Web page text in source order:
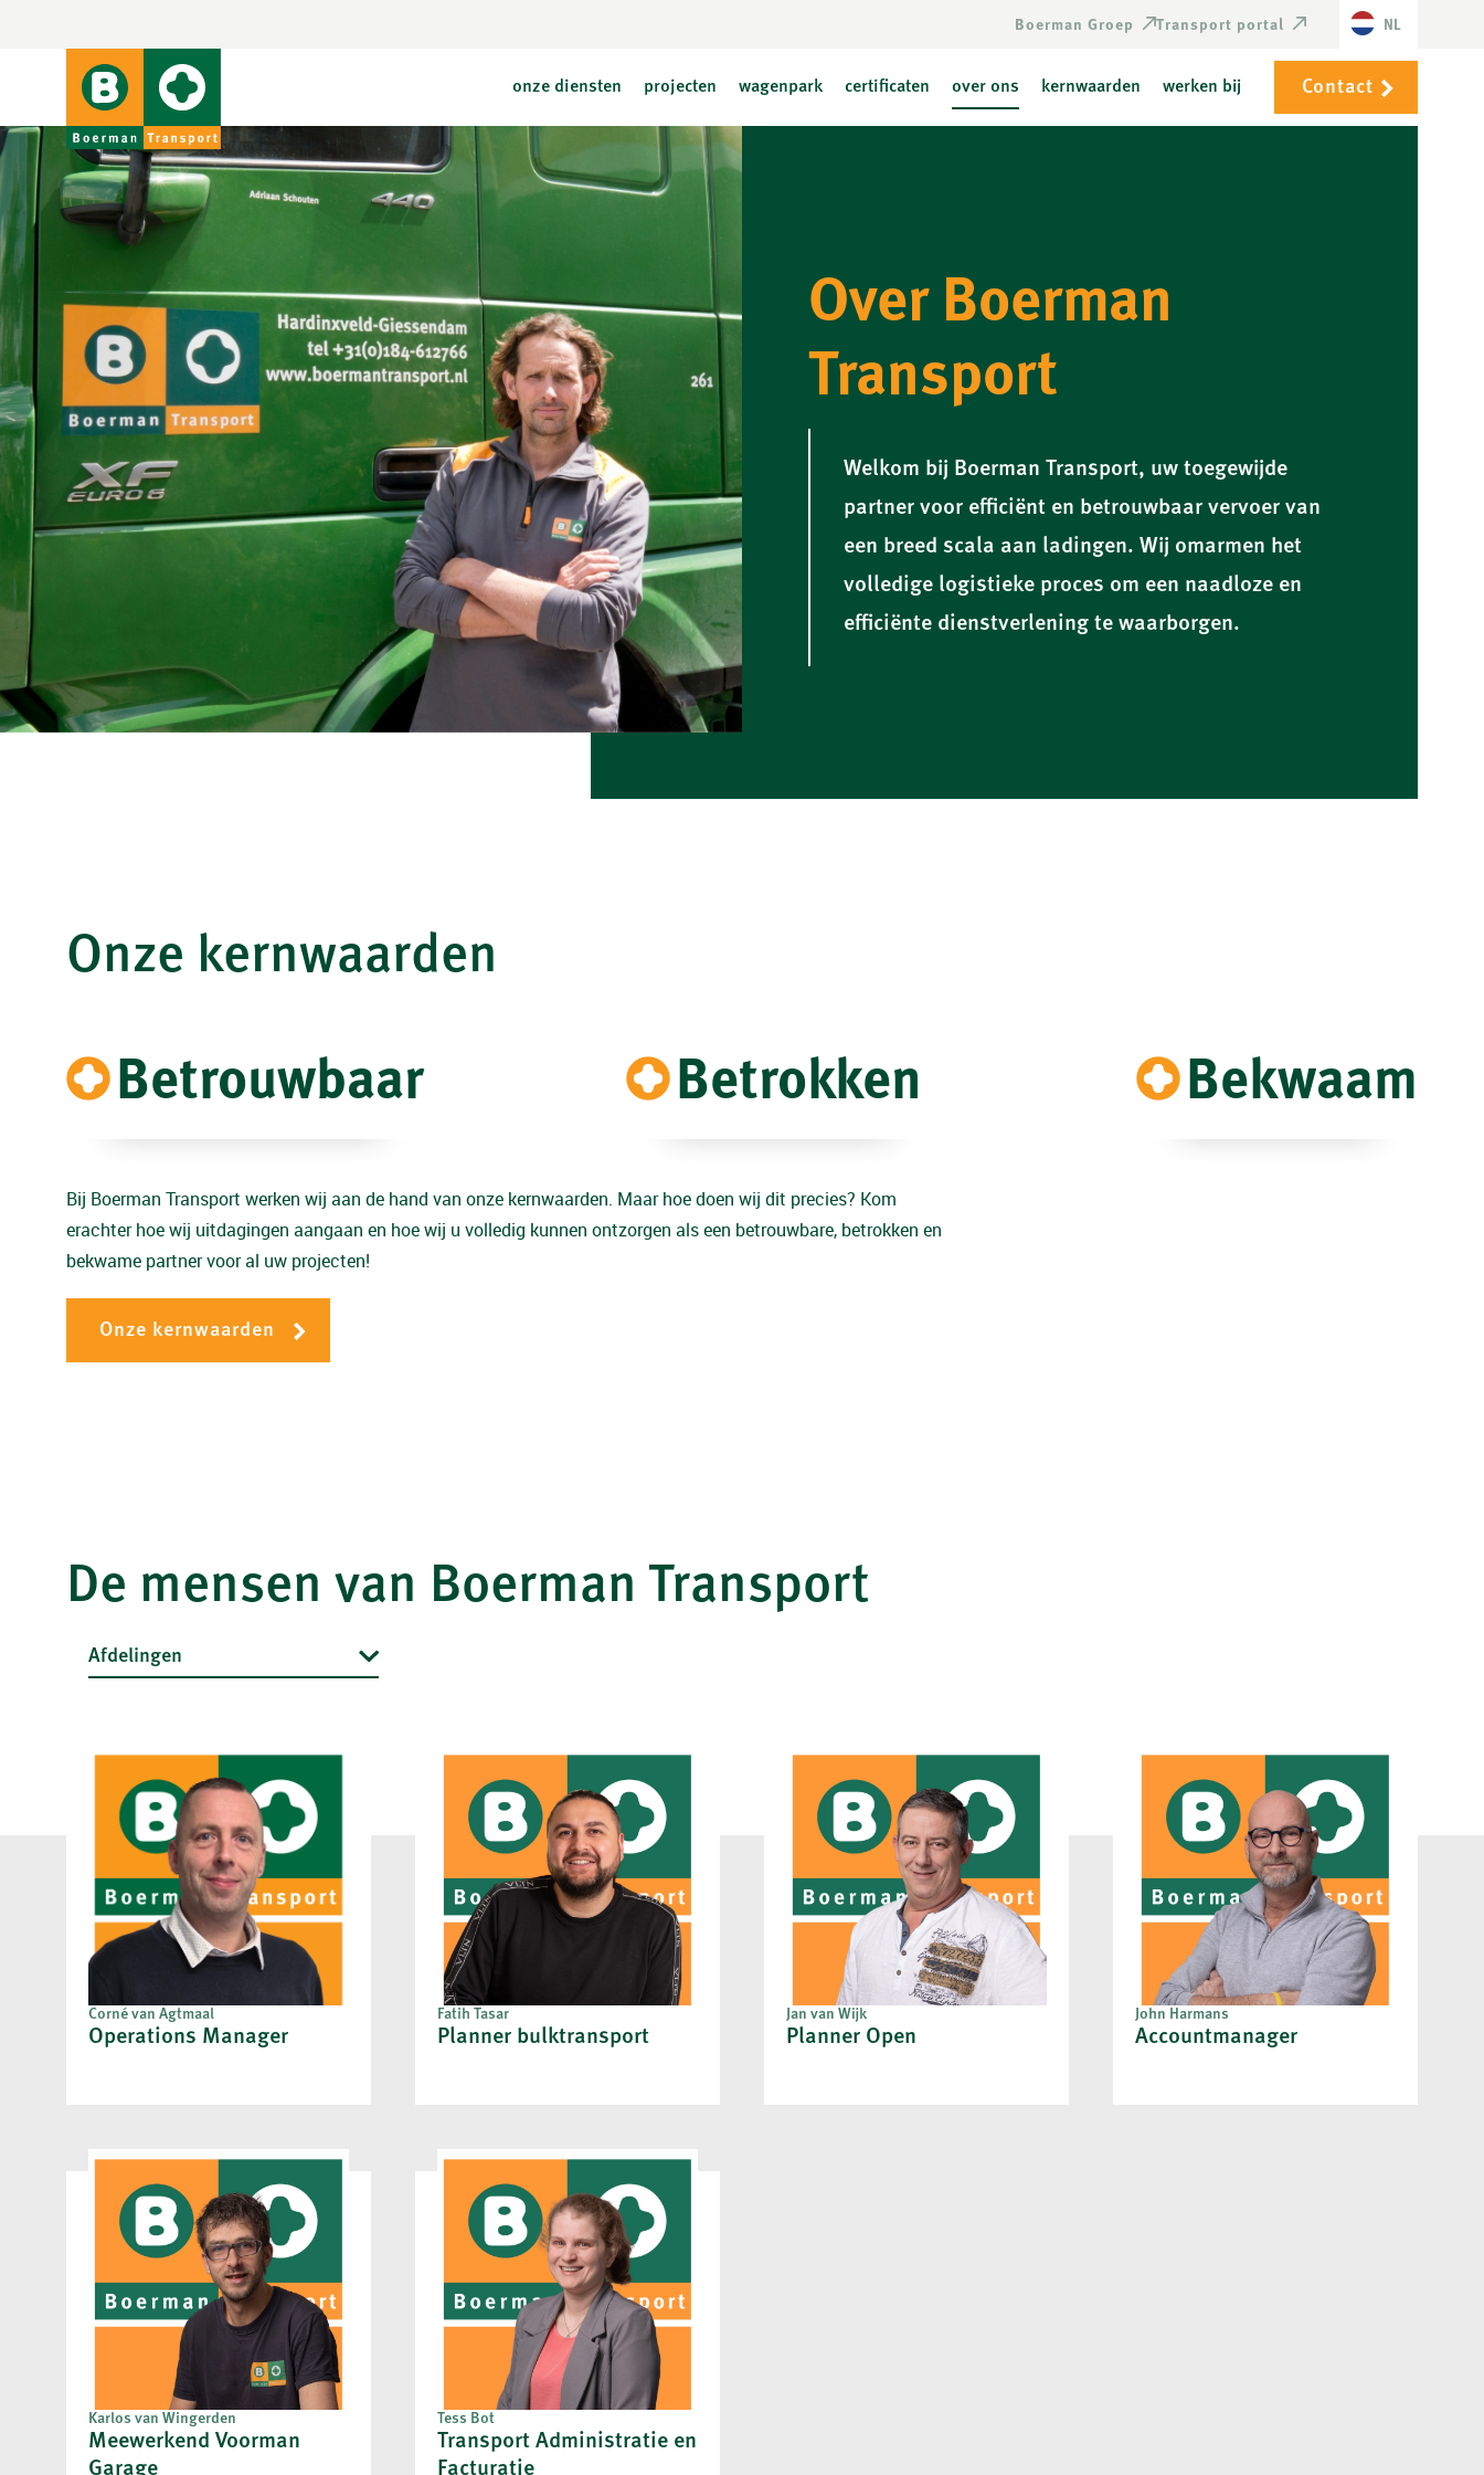
Boerman Groep Transport portal NL
onze diensten projecten wagenpark certificaten over ons kernwaarden werken bij Contact
Over Boerman
Transport
Welkom bij Boerman Transport, uw toegewijde
partner voor efficiënt en betrouwbaar vervoer van
een breed scala aan ladingen. Wij omarmen het
volledige logistieke proces om een naadloze en
efficiënte dienstverlening te waarborgen.
Onze kernwaarden
Betrouwbaar Betrokken Bekwaam
Bij Boerman Transport werken wij aan de hand van onze kernwaarden. Maar hoe doen wij dit precies? Kom
erachter hoe wij uitdagingen aangaan en hoe wij u volledig kunnen ontzorgen als een betrouwbare, betrokken en
bekwame partner voor al uw projecten!
Onze kernwaarden
De mensen van Boerman Transport
Afdelingen
Corné van Agtmaal
Operations Manager
Fatih Tasar
Planner bulktransport
Jan van Wijk
Planner Open
John Harmans
Accountmanager
Karlos van Wingerden
Meewerkend Voorman
Garage
Tess Bot
Transport Administratie en
Facturatie